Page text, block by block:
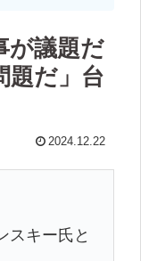
が議題だ
題だ」台
2024.12.22
スキー氏と